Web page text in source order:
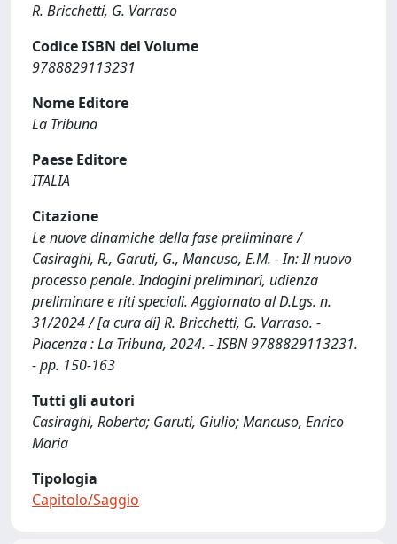
R. Bricchetti, G. Varraso
Codice ISBN del Volume
9788829113231
Nome Editore
La Tribuna
Paese Editore
ITALIA
Citazione
Le nuove dinamiche della fase preliminare /
Casiraghi, R., Garuti, G., Mancuso, E.M. - In: Il nuovo
processo penale. Indagini preliminari, udienza
preliminare e riti speciali. Aggiornato al D.Lgs. n.
31/2024 / [a cura di] R. Bricchetti, G. Varraso. -
Piacenza : La Tribuna, 2024. - ISBN 9788829113231.
- pp. 150-163
Tutti gli autori
Casiraghi, Roberta; Garuti, Giulio; Mancuso, Enrico
Maria
Tipologia
Capitolo/Saggio